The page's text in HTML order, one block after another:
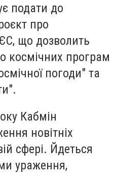
подати до
про
що дозволить
космічних програм
погоди" та
Кабмін
новітніх
сфері. Йдеться
ураження,